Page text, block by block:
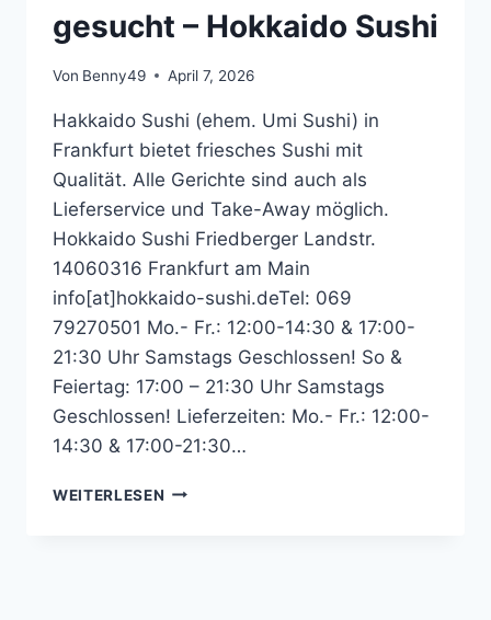
gesucht – Hokkaido Sushi
Von Benny49 April 7, 2026
Hakkaido Sushi (ehem. Umi Sushi) in
Frankfurt bietet friesches Sushi mit
Qualität. Alle Gerichte sind auch als
Lieferservice und Take-Away möglich.
Hokkaido Sushi Friedberger Landstr.
14060316 Frankfurt am Main
info[at]hokkaido-sushi.deTel: 069
79270501 Mo.- Fr.: 12:00-14:30 & 17:00-
21:30 Uhr Samstags Geschlossen! So &
Feiertag: 17:00 – 21:30 Uhr Samstags
Geschlossen! Lieferzeiten: Mo.- Fr.: 12:00-
14:30 & 17:00-21:30…
WEITERLESEN DU